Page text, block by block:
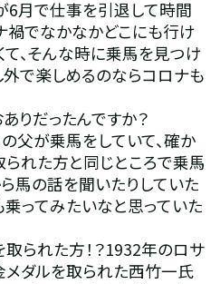
6月で仕事を引退して時間
禍でなかなかどこにも行け
、そんな時に乗馬を見つけ
外で楽しめるのならコロナも
りだったんですか？
の父が乗馬をしていて、確か
られた方と同じところで乗馬
馬の話を聞いたりしていた
乗ってみたいなと思っていた
取られた方！？1932年のロサ
メダルを取られた西竹一氏